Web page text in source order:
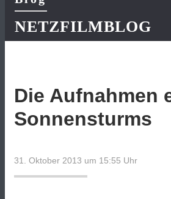
NETZFILMBLOG
Die Aufnahmen
Sonnensturms
31. Oktober 2013 um 15:55 Uhr